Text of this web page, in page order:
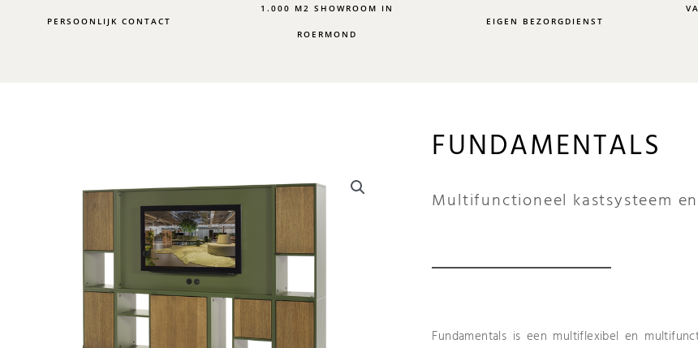
PERSOONLIJK CONTACT
1.000 M2 SHOWROOM IN
ROERMOND
EIGEN BEZORGDIENST
FUNDAMENTALS
Multifunctioneel kastsysteem
Fundamentals is een multiflexibel en